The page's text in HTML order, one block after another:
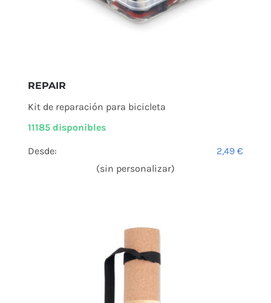
REPAIR
Kit de reparación para bicicleta
11185 disponibles
Desde: 2,49€
(sin personalizar)